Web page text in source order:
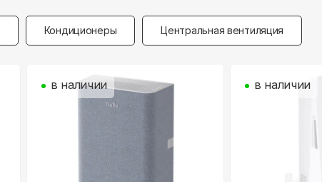
Кондиционеры Центральная вентиляция
в наличии в наличии